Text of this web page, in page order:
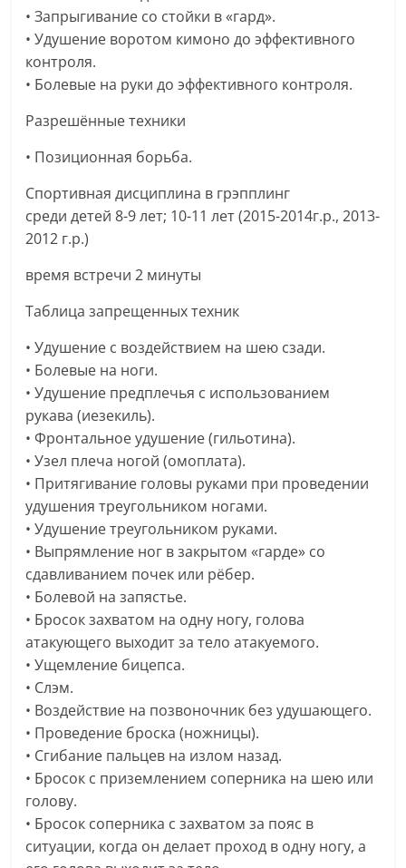
• Запрыгивание со стойки в «гард».
• Удушение воротом кимоно до эффективного
контроля.
• Болевые на руки до эффективного контроля.
Разрешённые техники
• Позиционная борьба.
Спортивная дисциплина в грэпплинг
среди детей 8-9 лет; 10-11 лет (2015-2014г.р., 2013-
2012 г.р.)
время встречи 2 минуты
Таблица запрещенных техник
• Удушение с воздействием на шею сзади.
• Болевые на ноги.
• Удушение предплечья с использованием
рукава (иезекиль).
• Фронтальное удушение (гильотина).
• Узел плеча ногой (омоплата).
• Притягивание головы руками при проведении
удушения треугольником ногами.
• Удушение треугольником руками.
• Выпрямление ног в закрытом «гарде» со
сдавливанием почек или рёбер.
• Болевой на запястье.
• Бросок захватом на одну ногу, голова
атакующего выходит за тело атакуемого.
• Ущемление бицепса.
• Слэм.
• Воздействие на позвоночник без удушающего.
• Проведение броска (ножницы).
• Сгибание пальцев на излом назад.
• Бросок с приземлением соперника на шею или
голову.
• Бросок соперника с захватом за пояс в
ситуации, когда он делает проход в одну ногу, а